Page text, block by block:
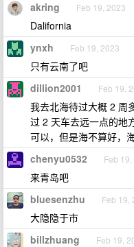
akring Feb 19, 2023
Dalifornia
ynxh Feb 19, 2023
只有云南了吧
dillion2001 Feb 19,
我去北海待过大概 2 周
过 2 天车去远一点的地
可以，但是海不算好，
chenyu0532 Feb
来青岛吧
bluesenzhu Feb 19,
大隐隐于市
billzhuang Feb 19,